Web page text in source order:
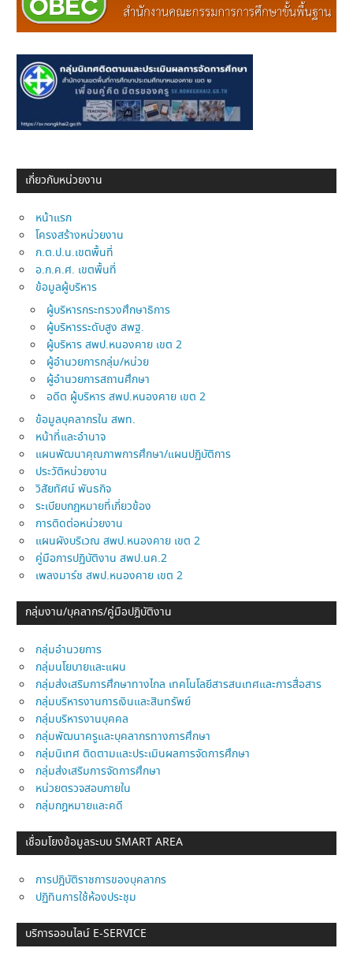
เกี่ยวกับหน่วยงาน
หน้าแรก
โครงสร้างหน่วยงาน
ก.ต.ป.น.เขตพื้นที่
อ.ก.ค.ศ. เขตพื้นที่
ข้อมูลผู้บริหาร
ผู้บริหารกระทรวงศึกษาธิการ
ผู้บริหารระดับสูง สพฐ.
ผู้บริหาร สพป.หนองคาย เขต 2
ผู้อำนวยการกลุ่ม/หน่วย
ผู้อำนวยการสถานศึกษา
อดีต ผู้บริหาร สพป.หนองคาย เขต 2
ข้อมูลบุคลากรใน สพท.
หน้าที่และอำนาจ
แผนพัฒนาคุณภาพการศึกษา/แผนปฏิบัติการ
ประวัติหน่วยงาน
วิสัยทัศน์ พันธกิจ
ระเบียบกฎหมายที่เกี่ยวข้อง
การติดต่อหน่วยงาน
แผนผังบริเวณ สพป.หนองคาย เขต 2
คู่มือการปฏิบัติงาน สพป.นค.2
เพลงมาร์ช สพป.หนองคาย เขต 2
กลุ่มงาน/บุคลากร/คู่มือปฎิบัติงาน
กลุ่มอำนวยการ
กลุ่มนโยบายและแผน
กลุ่มส่งเสริมการศึกษาทางไกล เทคโนโลยีสารสนเทศและการสื่อสาร
กลุ่มบริหารงานการเงินและสินทรัพย์
กลุ่มบริหารงานบุคคล
กลุ่มพัฒนาครูและบุคลากรทางการศึกษา
กลุ่มนิเทศ ติดตามและประเมินผลการจัดการศึกษา
กลุ่มส่งเสริมการจัดการศึกษา
หน่วยตรวจสอบภายใน
กลุ่มกฎหมายและคดี
เชื่อมโยงข้อมูลระบบ SMART AREA
การปฎิบัติราชการของบุคลากร
ปฏิทินการใช้ห้องประชุม
บริการออนไลน์ E-SERVICE